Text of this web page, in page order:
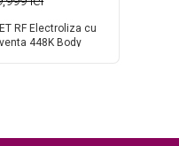
RF Electroliza cu
448K Body